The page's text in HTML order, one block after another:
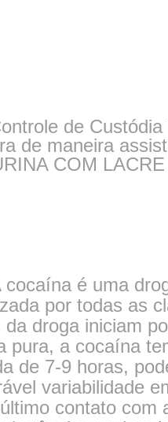
de
de maneira
COM
é uma
por todas as
droga iniciam
a cocaína
de 7-9 horas,
variabilidade
contato com